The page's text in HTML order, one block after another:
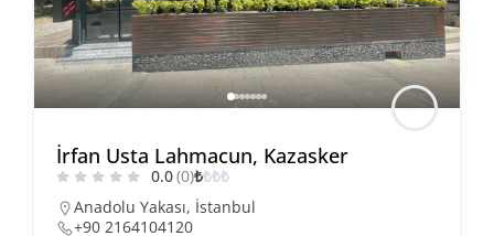
İrfan Usta Lahmacun, Kazasker
0.0(0)₺₺₺₺
Anadolu Yakası, İstanbul
+90 2164104120